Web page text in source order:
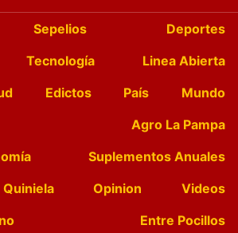
Sepelios
Deportes
Tecnología
Linea Abierta
Edictos País
Mundo
Agro La Pampa
Suplementos Anuales
Quiniela Opinion
Videos
Entre Pocillos